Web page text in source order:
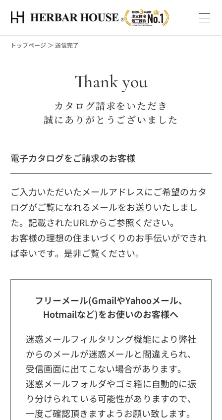
トップページ ＞ 送信完了
Thank you
カタログ請求をいただき
誠にありがとうございました
電子カタログをご請求のお客様
ご入力いただいたメールアドレスにご希望のカタ
ログがご覧になれるメールをお送りいたしまし
た。記載されたURLからご参照ください。
お客様の理想の住まいづくりのお手伝いができれ
ば幸いです。 是非ご覧ください。
フリーメール(GmailやYahooメール、
Hotmailなど)をお使いのお客様へ
迷惑メールフィルタリング機能により弊社
からのメールが迷惑メールと間違えられ、
受信画面に出てこない場合があります。
迷惑メールフォルダやゴミ箱に自動的に振
り分けられている可能性がありますので、
一度ご確認頂きますようお願い致します。